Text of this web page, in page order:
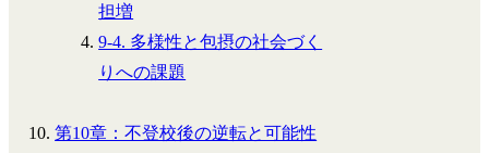
担増
9-4. 多様性と包摂の社会づく
りへの課題
第10章：不登校後の逆転と可能性